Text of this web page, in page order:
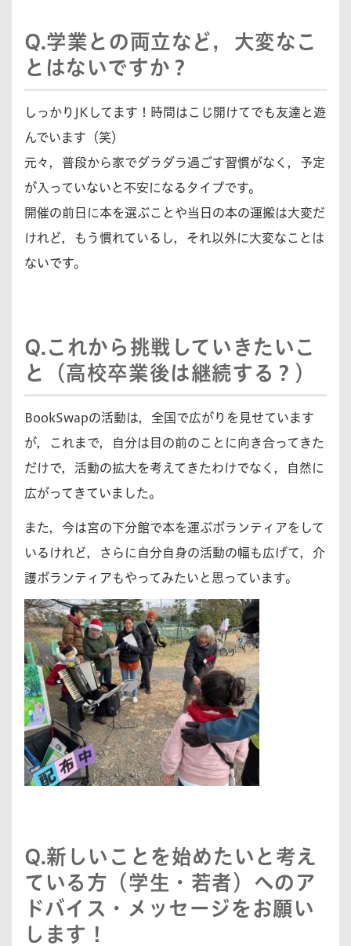
Q.学業との両立など，大変なこ
とはないですか？
しっかりJKしてます！時間はこじ開けてでも友達と遊
んでいます（笑）
元々，普段から家でダラダラ過ごす習慣がなく，予定
が入っていないと不安になるタイプです。
開催の前日に本を選ぶことや当日の本の運搬は大変だ
けれど，もう慣れているし，それ以外に大変なことは
ないです。
Q.これから挑戦していきたいこ
と（高校卒業後は継続する？）
BookSwapの活動は，全国で広がりを見せています
が，これまで，自分は目の前のことに向き合ってきた
だけで，活動の拡大を考えてきたわけでなく，自然に
広がってきていました。
また，今は宮の下分館で本を運ぶボランティアをして
いるけれど，さらに自分自身の活動の幅も広げて，介
護ボランティアもやってみたいと思っています。
Q.新しいことを始めたいと考え
ている方（学生・若者）へのア
ドバイス・メッセージをお願い
します！